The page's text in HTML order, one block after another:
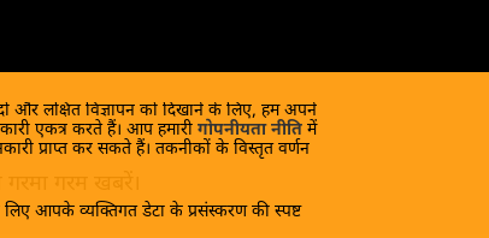
और लक्षित विज्ञापन को दिखाने के लिए, हम अपने
एकत्र करते हैं। आप हमारी गोपनीयता नीति में
प्राप्त कर सकते हैं। तकनीकों के विस्तृत वर्णन
आपके व्यक्तिगत डेटा के प्रसंस्करण की स्पष्ट
गरमा गरम खबरें।